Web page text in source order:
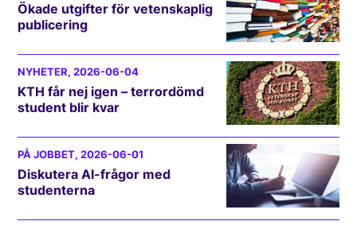
Ökade utgifter för vetenskaplig
publicering
NYHETER, 2026-06-04
KTH får nej igen – terrordömd
student blir kvar
PÅ JOBBET, 2026-06-01
Diskutera AI-frågor med
studenterna